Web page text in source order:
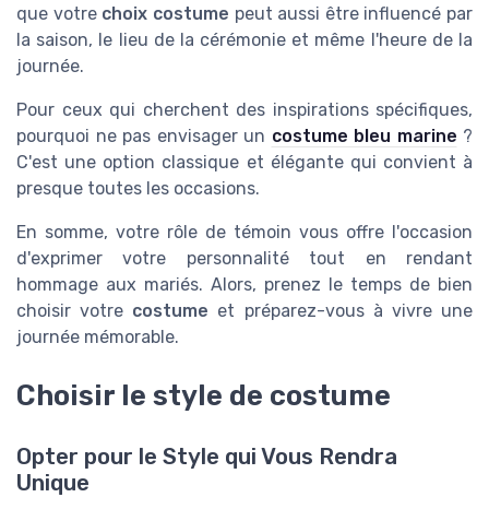
que votre choix costume peut aussi être influencé par
la saison, le lieu de la cérémonie et même l'heure de la
journée.
Pour ceux qui cherchent des inspirations spécifiques,
pourquoi ne pas envisager un costume bleu marine ?
C'est une option classique et élégante qui convient à
presque toutes les occasions.
En somme, votre rôle de témoin vous offre l'occasion
d'exprimer votre personnalité tout en rendant
hommage aux mariés. Alors, prenez le temps de bien
choisir votre costume et préparez-vous à vivre une
journée mémorable.
Choisir le style de costume
Opter pour le Style qui Vous Rendra
Unique